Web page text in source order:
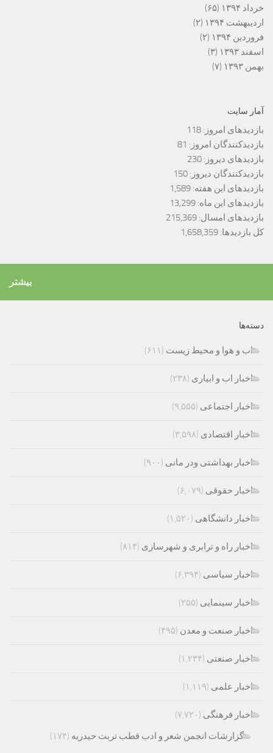
خرداد ۱۳۹۴
(۶۵)
اردیبهشت ۱۳۹۴
(۲)
فروردین ۱۳۹۴
(۲)
اسفند ۱۳۹۳
(۳)
بهمن ۱۳۹۳
(۷)
آمار سایت
بازدیدهای امروز: 118
بازدیدکنندگان امروز: 81
بازدیدهای دیروز: 230
بازدیدکنندگان دیروز: 150
بازدیدهای این هفته: 1,589
بازدیدهای این ماه: 13,299
بازدیدهای امسال: 215,369
کل بازدیدها: 1,658,359
بیشتر
دسته‌ها
اب و هوا و محیط زیست (۶۱۱)
اخبار اب و ابیاری (۲۳۸)
اخبار اجتماعی (۹,۵۵۵)
اخبار اقتصادی (۳,۵۹۸)
اخبار بهداشتی ودر مانی (۹۰۰)
اخبار حقوقی (۶,۰۷۹)
اخبار دانشگاهی (۱,۵۲۰)
اخبار راه و ترابری و شهرسازی (۸۱۴)
اخبار سیاسی (۶,۳۹۴)
اخبار سینمایی (۲۵۵)
اخبار صنعت و معدن (۴۹۵)
اخبار صنعتی (۱,۲۳۴)
اخبار علمی (۱,۱۱۹)
اخبار فرهنگی (۷,۷۲۰)
گزارشات انجمن شعر و ادب قطب تربت حیدریه (۱۷۴)